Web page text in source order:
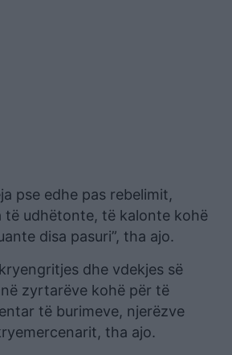
pse edhe pas rebelimit,
të udhëtonte, të kalonte kohë
disa pasuri”, tha ajo.
dhe vdekjes së
zyrtarëve kohë për të
të burimeve, njerëzve
tha ajo.